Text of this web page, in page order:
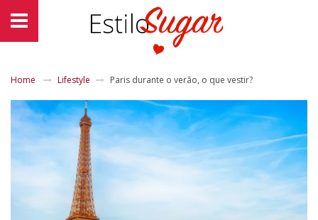
Home Lifestyle Paris durante o verão, o que vestir?